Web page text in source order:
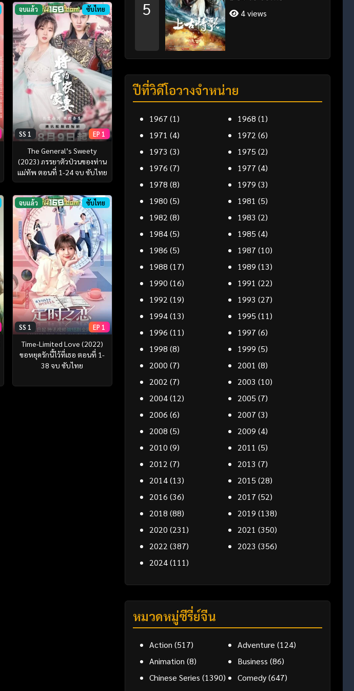
จบแล้ว ซับไทย
SS 1 EP 1
The General’s Sweety
(2023) ภรรยาตัวป่วนของท่าน
แม่ทัพ ตอนที่ 1-24 จบ ซับไทย
จบแล้ว ซับไทย
SS 1 EP 1
Time-Limited Love (2022)
ขอหยุดรักนี้ไว้ที่เธอ ตอนที่ 1-
38 จบ ซับไทย
5
4 views
ปีที่วิดีโอวางจำหน่าย
1967 (1) 1968 (1)
1971 (4) 1972 (6)
1973 (3) 1975 (2)
1976 (7) 1977 (4)
1978 (8) 1979 (3)
1980 (5) 1981 (5)
1982 (8) 1983 (2)
1984(5) 1985 (4)
1986 (5) 1987 (10)
1988 (17) 1989 (13)
1990 (16) 1991 (22)
1992 (19) 1993 (27)
1994(13) 1995 (11)
1996 (11) 1997 (6)
1998 (8) 1999 (5)
2000 (7) 2001 (8)
2002 (7) 2003 (10)
2004(12) 2005 (7)
2006 (6) 2007 (3)
2008 (5) 2009 (4)
2010 (9) 2011 (5)
2012 (7) 2013 (7)
2014(13) 2015 (28)
2016 (36) 2017 (52)
2018 (88) 2019 (138)
2020 (231) 2021 (350)
2022 (387) 2023 (356)
2024(111)
หมวดหมู่ซีรี่ย์จีน
Action (517) Adventure (124)
Animation (8) Business (86)
Chinese Series (1390) Comedy(647)